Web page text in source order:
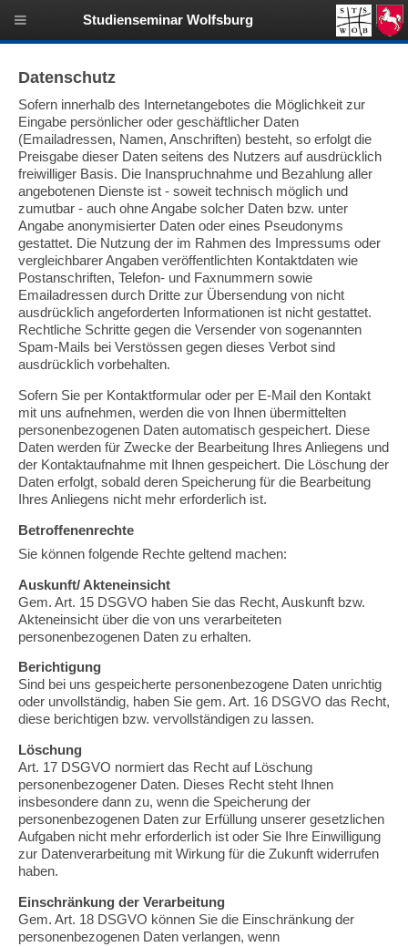
Datenschutz
Sofern innerhalb des Internetangebotes die Möglichkeit zur
Eingabe persönlicher oder geschäftlicher Daten
(Emailadressen, Namen, Anschriften) besteht, so erfolgt die
Preisgabe dieser Daten seitens des Nutzers auf ausdrücklich
freiwilliger Basis. Die Inanspruchnahme und Bezahlung aller
angebotenen Dienste ist - soweit technisch möglich und
zumutbar - auch ohne Angabe solcher Daten bzw. unter
Angabe anonymisierter Daten oder eines Pseudonyms
gestattet. Die Nutzung der im Rahmen des Impressums oder
vergleichbarer Angaben veröffentlichten Kontaktdaten wie
Postanschriften, Telefon- und Faxnummern sowie
Emailadressen durch Dritte zur Übersendung von nicht
ausdrücklich angeforderten Informationen ist nicht gestattet.
Rechtliche Schritte gegen die Versender von sogenannten
Spam-Mails bei Verstössen gegen dieses Verbot sind
ausdrücklich vorbehalten.
Sofern Sie per Kontaktformular oder per E-Mail den Kontakt
mit uns aufnehmen, werden die von Ihnen übermittelten
personenbezogenen Daten automatisch gespeichert. Diese
Daten werden für Zwecke der Bearbeitung Ihres Anliegens und
der Kontaktaufnahme mit Ihnen gespeichert. Die Löschung der
Daten erfolgt, sobald deren Speicherung für die Bearbeitung
Ihres Anliegens nicht mehr erforderlich ist.
Betroffenenrechte
Sie können folgende Rechte geltend machen:
Auskunft/ Akteneinsicht
Gem. Art. 15 DSGVO haben Sie das Recht, Auskunft bzw.
Akteneinsicht über die von uns verarbeiteten
personenbezogenen Daten zu erhalten.
Berichtigung
Sind bei uns gespeicherte personenbezogene Daten unrichtig
oder unvollständig, haben Sie gem. Art. 16 DSGVO das Recht,
diese berichtigen bzw. vervollständigen zu lassen.
Löschung
Art. 17 DSGVO normiert das Recht auf Löschung
personenbezogener Daten. Dieses Recht steht Ihnen
insbesondere dann zu, wenn die Speicherung der
personenbezogenen Daten zur Erfüllung unserer gesetzlichen
Aufgaben nicht mehr erforderlich ist oder Sie Ihre Einwilligung
zur Datenverarbeitung mit Wirkung für die Zukunft widerrufen
haben.
Einschränkung der Verarbeitung
Gem. Art. 18 DSGVO können Sie die Einschränkung der
personenbezogenen Daten verlangen, wenn
Studienseminar Wolfsburg